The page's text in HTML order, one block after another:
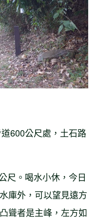
600公尺處，土石路
尺。喝水小休，今日
庫外，可以望見遠方
聳者是主峰，左方如